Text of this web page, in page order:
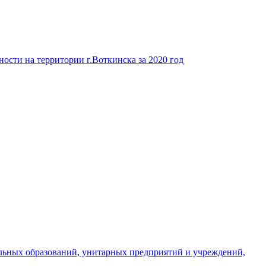
на территории г.Воткинска за 2020 год
образований, унитарных предприятий и учреждений,